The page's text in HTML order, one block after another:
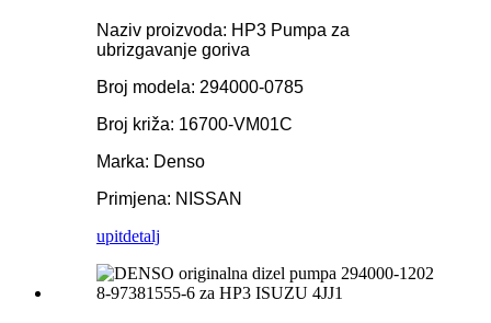
Naziv proizvoda: HP3 Pumpa za
ubrizgavanje goriva
Broj modela: 294000-0785
Broj križa: 16700-VM01C
Marka: Denso
Primjena: NISSAN
upitdetalj